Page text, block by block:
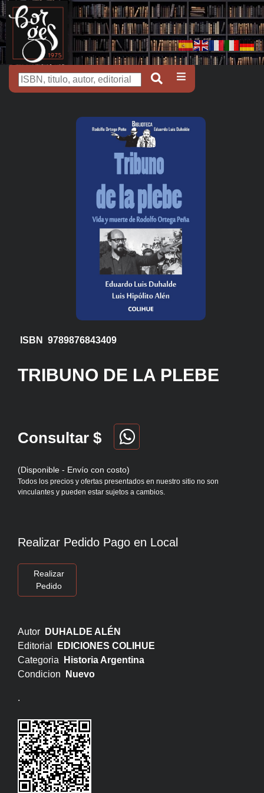
ISBN 9789876843409
TRIBUNO DE LA PLEBE
Consultar $
(Disponible - Envío con costo)
Todos los precios y ofertas presentados en nuestro sitio no son
vinculantes y pueden estar sujetos a cambios.
Realizar Pedido Pago en Local
Realizar
Pedido
Autor
DUHALDE ALÉN
Editorial
EDICIONES COLIHUE
Categoria
Historia Argentina
Condicion
Nuevo
.